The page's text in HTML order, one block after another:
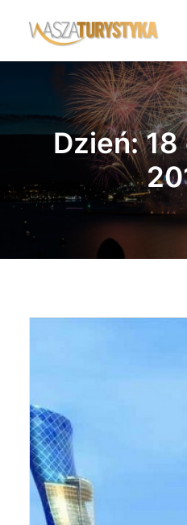
Księga wspomnień
Biura podróży
Transport
Noclegi
Polska
Świat
Wasze Podróże
Dzień: